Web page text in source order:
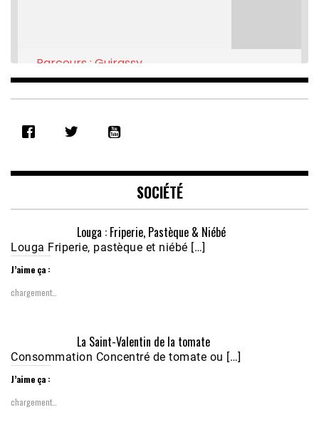
RSS FEED
EMBED
Parcours : Guirassy
Feb 16, 2021 • 28:08
Nobana (Podologue)
Feb 24, 2021 • 28mn
SOCIÉTÉ
Louga : Friperie, Pastèque & Niébé
Louga Friperie, pastèque et niébé […]
J’aime ça :
chargement…
La Saint-Valentin de la tomate
Consommation Concentré de tomate ou […]
J’aime ça :
chargement…